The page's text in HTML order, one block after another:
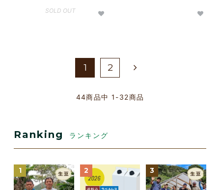
SOLD OUT
1 2
44商品中 1-32商品
Ranking ランキング
1 2 3